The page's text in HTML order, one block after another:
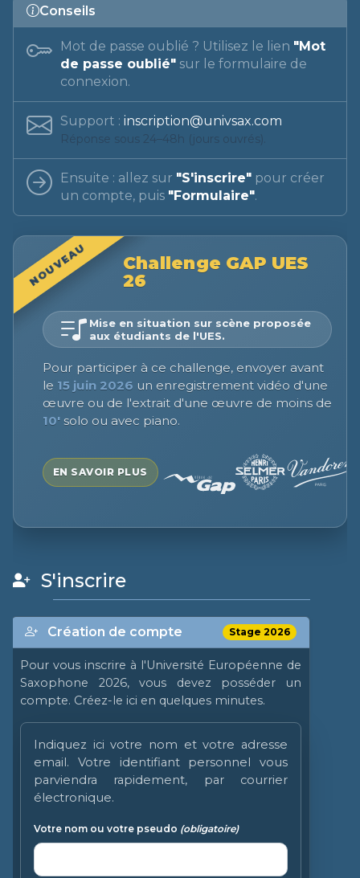
Conseils
Mot de passe oublié ? Utilisez le lien "Mot
de passe oublié" sur le formulaire de
connexion.
Support : inscription@univsax.com
Réponse sous 24–48h (jours ouvrés).
Ensuite : allez sur "S'inscrire" pour créer
un compte, puis "Formulaire".
NOUVEAU
Challenge GAP UES
26
Mise en situation sur scène proposée
aux étudiants de l'UES.
Pour participer à ce challenge, envoyer avant
le 15 juin 2026 un enregistrement vidéo d'une
œuvre ou de l'extrait d'une œuvre de moins de
10' solo ou avec piano.
EN SAVOIR PLUS
S'inscrire
Création de compte Stage 2026
Pour vous inscrire à l'Université Européenne de
Saxophone 2026, vous devez posséder un
compte. Créez-le ici en quelques minutes.
Indiquez ici votre nom et votre adresse
email. Votre identifiant personnel vous
parviendra rapidement, par courrier
électronique.
Votre nom ou votre pseudo (obligatoire)